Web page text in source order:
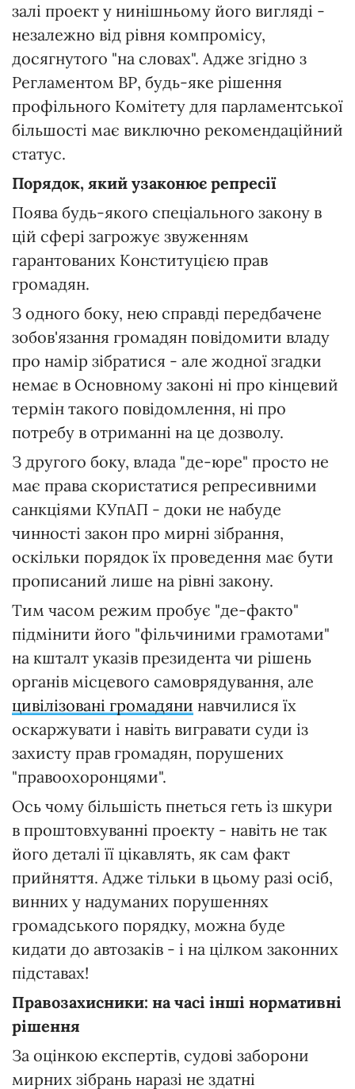
залі проект у нинішньому його вигляді -
незалежно від рівня компромісу,
досягнутого "на словах". Адже згідно з
Регламентом ВР, будь-яке рішення
профільного Комітету для парламентської
більшості має виключно рекомендаційний
статус.
Порядок, який узаконює репресії
Поява будь-якого спеціального закону в
цій сфері загрожує звуженням
гарантованих Конституцією прав
громадян.
З одного боку, нею справді передбачене
зобов'язання громадян повідомити владу
про намір зібратися - але жодної згадки
немає в Основному законі ні про кінцевий
термін такого повідомлення, ні про
потребу в отриманні на це дозволу.
З другого боку, влада "де-юре" просто не
має права скористатися репресивними
санкціями КУпАП - доки не набуде
чинності закон про мирні зібрання,
оскільки порядок їх проведення має бути
прописаний лише на рівні закону.
Тим часом режим пробує "де-факто"
підмінити його "фільчиними грамотами"
на кшталт указів президента чи рішень
органів місцевого самоврядування, але
цивілізовані громадяни навчилися їх
оскаржувати і навіть вигравати суди із
захисту прав громадян, порушених
"правоохоронцями".
Ось чому більшість пнеться геть із шкури
в проштовхуванні проекту - навіть не так
його деталі її цікавлять, як сам факт
прийняття. Адже тільки в цьому разі осіб,
винних у надуманих порушеннях
громадського порядку, можна буде
кидати до автозаків - і на цілком законних
підставах!
Правозахисники: на часі інші нормативні
рішення
За оцінкою експертів, судові заборони
мирних зібрань наразі не здатні